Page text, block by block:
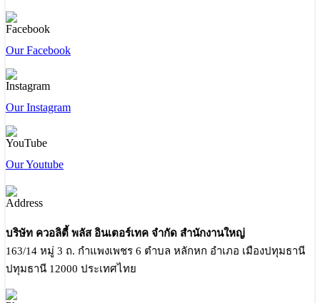
Our Facebook
Our Instagram
Our Youtube
บริษัท ควอลิตี้ พลัส อินเตอร์เทค จำกัด สำนักงานใหญ่
163/14 หมู่ 3 ถ. กำแพงเพชร 6 ตำบล หลักหก อำเภอ เมืองปทุมธานี
ปทุมธานี 12000 ประเทศไทย